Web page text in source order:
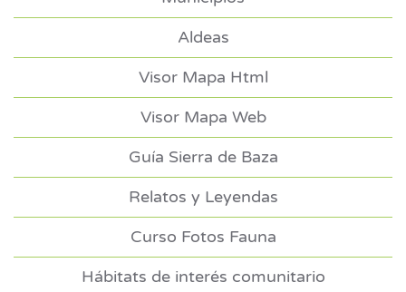
Aldeas
Visor Mapa Html
Visor Mapa Web
Guía Sierra de Baza
Relatos y Leyendas
Curso Fotos Fauna
Hábitats de interés comunitario